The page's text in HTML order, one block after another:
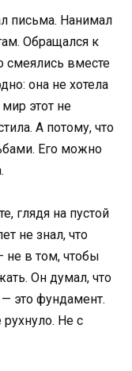
письма. Нанимал
Обращался к
смеялись вместе
она не хотела
этот не
А потому, что
Его можно
глядя на пустой
не знал, что
не в том, чтобы
Он думал, что
это фундамент.
Не с